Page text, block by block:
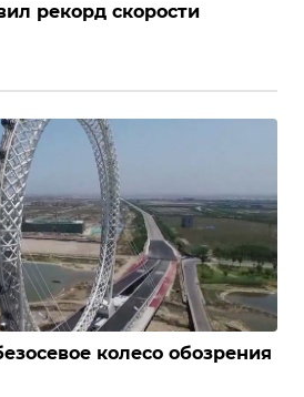
рекорд скорости
колесо обозрения